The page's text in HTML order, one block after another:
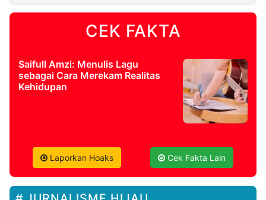
CEK FAKTA
Saifull Amzi: Menulis Lagu
sebagai Cara Merekam Realitas
Kehidupan
Laporkan Hoaks Cek Fakta Lain